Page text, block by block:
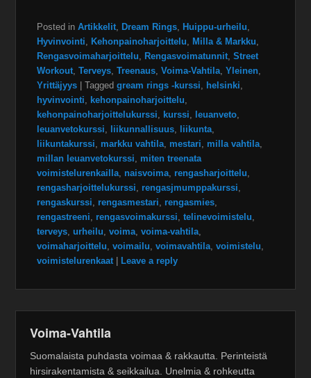
Posted in Artikkelit, Dream Rings, Huippu-urheilu,
Hyvinvointi, Kehonpainoharjoittelu, Milla & Markku,
Rengasvoimaharjoittelu, Rengasvoimatunnit,Street
Workout,Terveys,Treenaus,Voima-Vahtila,Yleinen,
Yrittäjyys
|Tagged gream rings -kurssi, helsinki,
hyvinvointi, kehonpainoharjoittelu,
kehonpainoharjoittelukurssi, kurssi, leuanveto,
leuanvetokurssi, liikunnallisuus, liikunta,
liikuntakurssi, markku vahtila, mestari, milla vahtila,
millan leuanvetokurssi, miten treenata
voimistelurenkailla, naisvoima, rengasharjoittelu,
rengasharjoittelukurssi, rengasjmumppakurssi,
rengaskurssi, rengasmestari, rengasmies,
rengastreeni, rengasvoimakurssi,telinevoimistelu,
terveys,urheilu,voima,voima-vahtila,
voimaharjoittelu,voimailu,voimavahtila,voimistelu,
voimistelurenkaat
Leave a reply
Voima-Vahtila
Suomalaista puhdasta voimaa & rakkautta. Perinteistä
hirsirakentamista & seikkailua. Unelmia & rohkeutta